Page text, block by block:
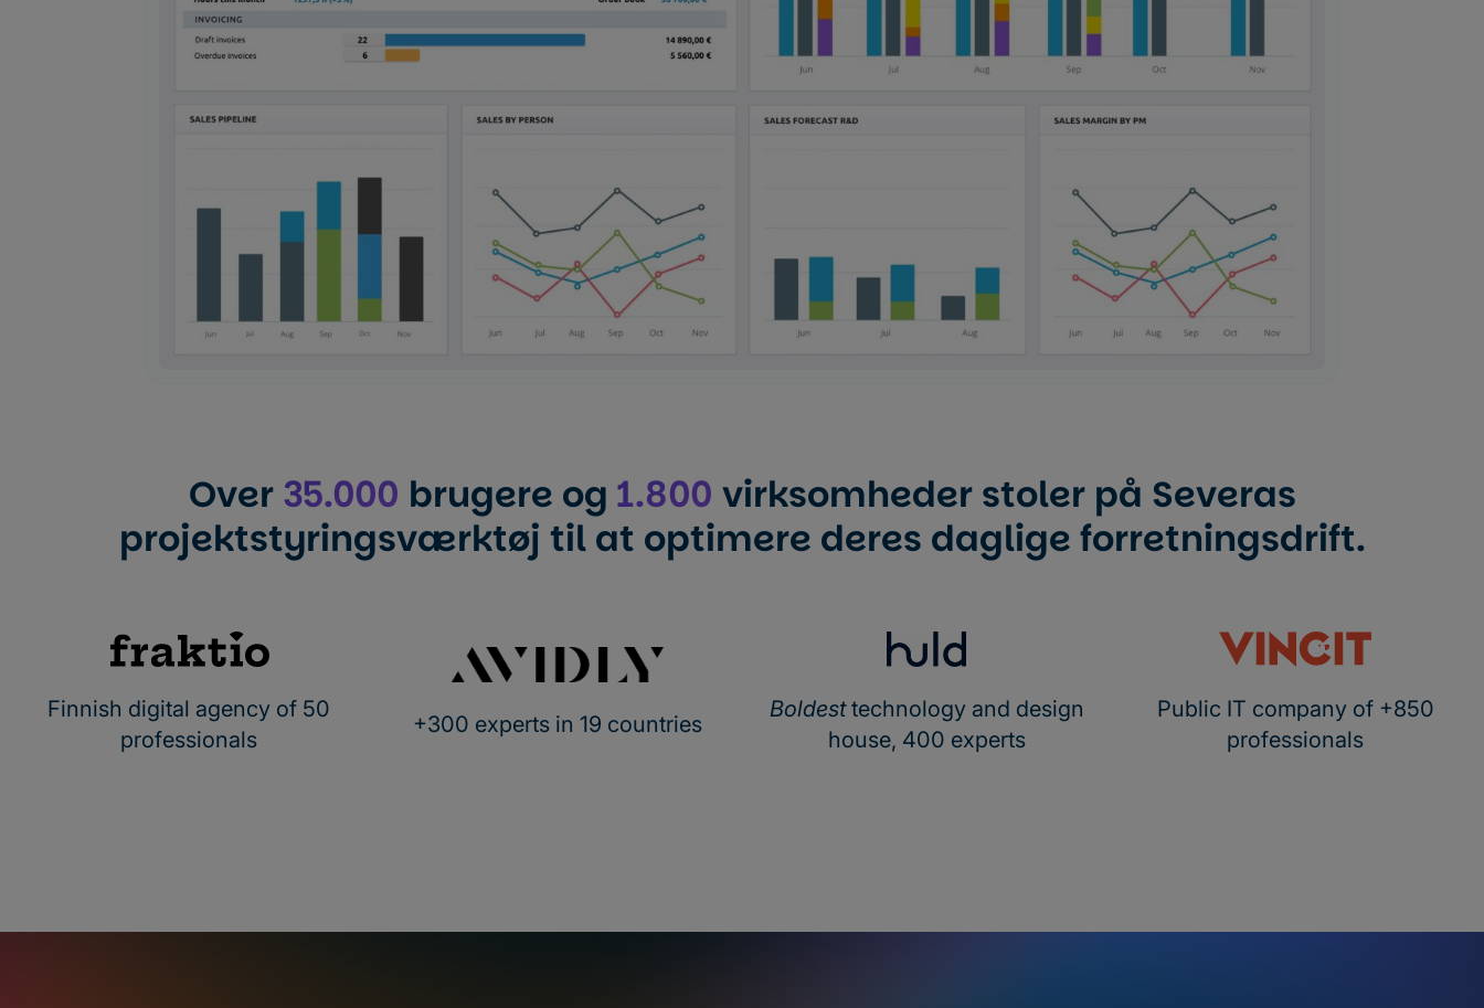
Over 35.000 brugere og 1.800 virksomheder stoler på Severas
projektstyringsværktøj til at optimere deres daglige forretningsdrift.
Finnish digital agency of 50
professionals
+300 experts in 19 countries
Boldesttechnology and design
house, 400 experts
Public IT company of +850
professionals